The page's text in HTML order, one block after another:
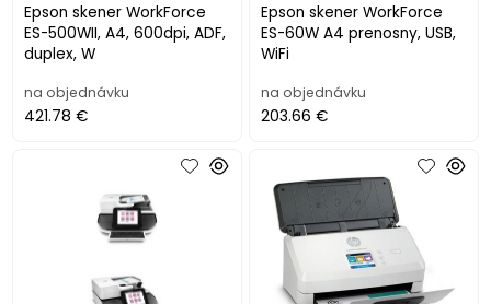
Epson skener WorkForce
ES-500WII, A4, 600dpi, ADF,
duplex, W
na objednávku
421.78 €
Epson skener WorkForce
ES-60W A4 prenosny, USB,
WiFi
na objednávku
203.66 €